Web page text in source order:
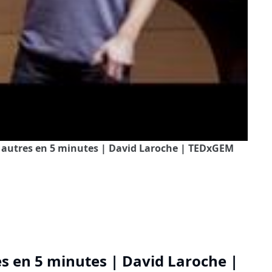
en 5 minutes | David Laroche | TEDxGEM
en 5 minutes | David Laroche |